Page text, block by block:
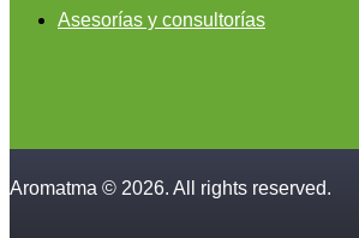
Asesorías y consultorías
Aromatma © 2026. All rights reserved.